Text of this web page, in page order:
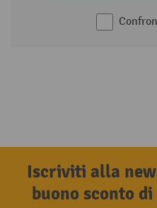
Iscriviti alla
buono sconto